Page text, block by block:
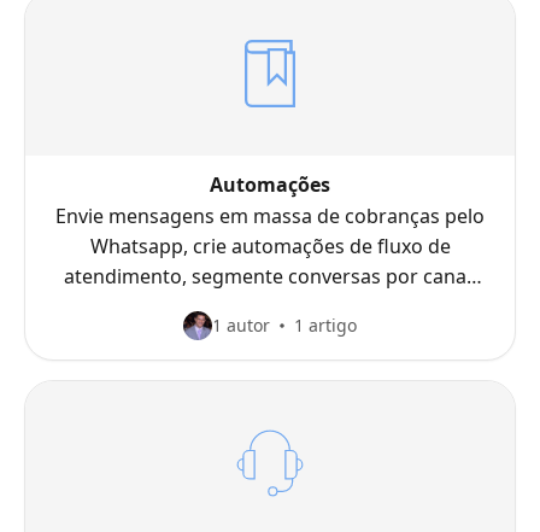
Automações
Envie mensagens em massa de cobranças pelo
Whatsapp, crie automações de fluxo de
atendimento, segmente conversas por canal,
1 autor 1 artigo